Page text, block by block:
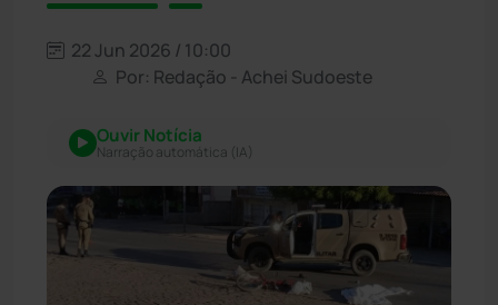
22 Jun 2026 / 10:00
Por: Redação - Achei Sudoeste
Ouvir Notícia
Narração automática (IA)